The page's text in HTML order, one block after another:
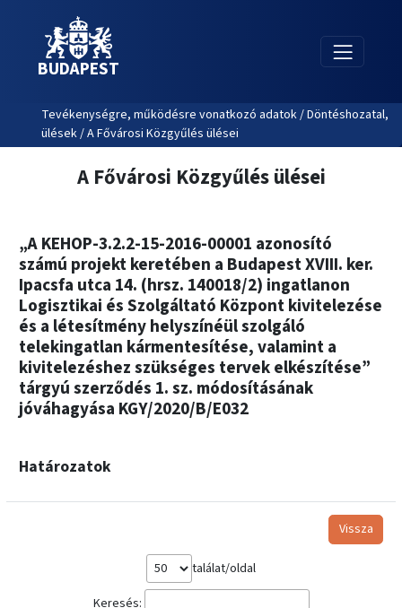
BUDAPEST
Tevékenységre, működésre vonatkozó adatok / Döntéshozatal,
ülések / A Fővárosi Közgyűlés ülései
A Fővárosi Közgyűlés ülései
„A KEHOP-3.2.2-15-2016-00001 azonosító
számú projekt keretében a Budapest XVIII. ker.
Ipacsfa utca 14. (hrsz. 140018/2) ingatlanon
Logisztikai és Szolgáltató Központ kivitelezése
és a létesítmény helyszínéül szolgáló
telekingatlan kármentesítése, valamint a
kivitelezéshez szükséges tervek elkészítése”
tárgyú szerződés 1. sz. módosításának
jóváhagyása KGY/2020/B/E032
Határozatok
Vissza
találat/oldal
Keresés: